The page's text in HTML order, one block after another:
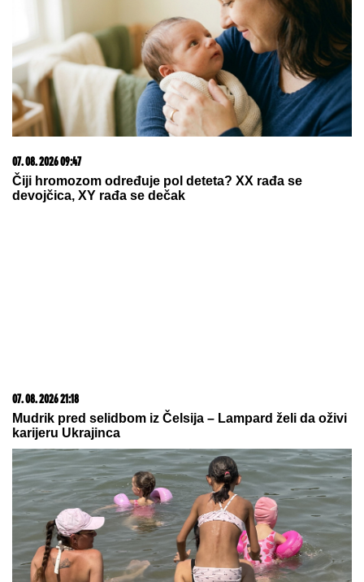
07. 08. 2026 09:47
Čiji hromozom određuje pol deteta? XX rađa se
devojčica, XY rađa se dečak
07. 08. 2026 21:18
Mudrik pred selidbom iz Čelsija – Lampard želi da oživi
karijeru Ukrajinca